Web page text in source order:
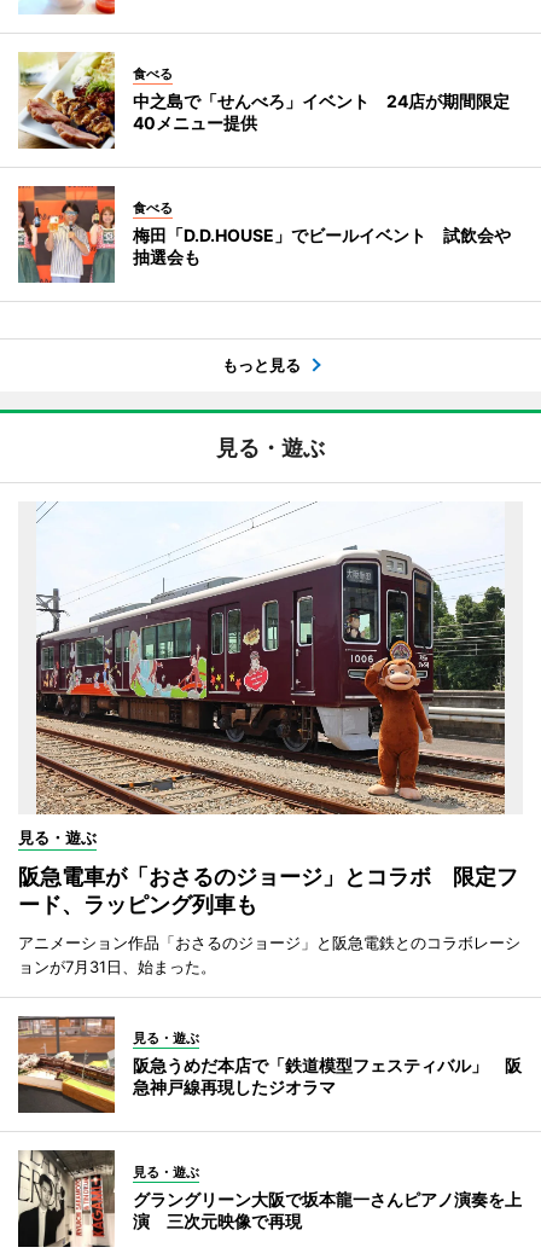
食べる
中之島で「せんべろ」イベント 24店が期間限定
40メニュー提供
食べる
梅田「D.D.HOUSE」でビールイベント 試飲会や
抽選会も
もっと見る
見る・遊ぶ
見る・遊ぶ
阪急電車が「おさるのジョージ」とコラボ 限定フ
ード、ラッピング列車も
アニメーション作品「おさるのジョージ」と阪急電鉄とのコラボレーシ
ョンが7月31日、始まった。
見る・遊ぶ
阪急うめだ本店で「鉄道模型フェスティバル」 阪
急神戸線再現したジオラマ
見る・遊ぶ
グラングリーン大阪で坂本龍一さんピアノ演奏を上
演 三次元映像で再現